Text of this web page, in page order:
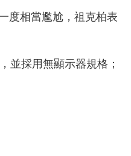
度相當尷尬，祖克柏表
並採用無顯示器規格；